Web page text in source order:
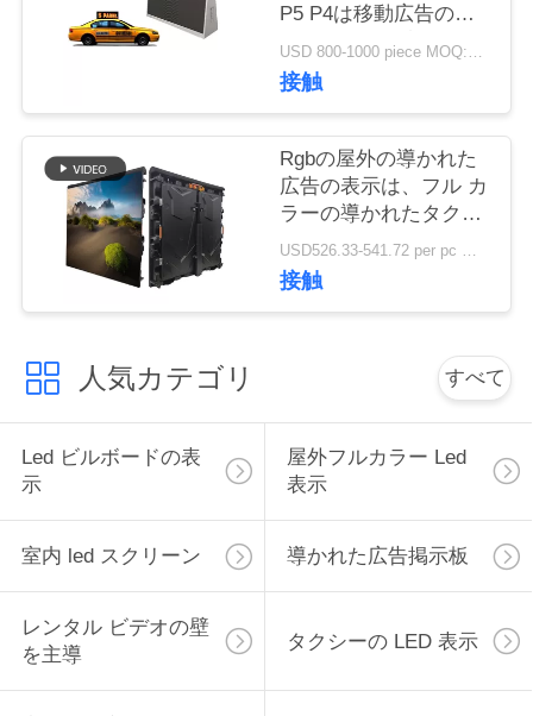
POLICY
P5 P4は移動広告のた
めの表示板を導きまし
た
USD 800-1000 piece MOQ:単品
接触
Rgbの屋外の導かれた
広告の表示は、フル カ
ラーの導かれたタクシ
ーの屋根P3 P4 P5に署
名します
USD526.33-541.72 per pc MOQ:1 羽
接触
人気カテゴリ すべて
Led ビルボードの表
示
屋外フルカラー Led
表示
室内 led スクリーン 導かれた広告掲示板
レンタル ビデオの壁
を主導
タクシーの LED 表示